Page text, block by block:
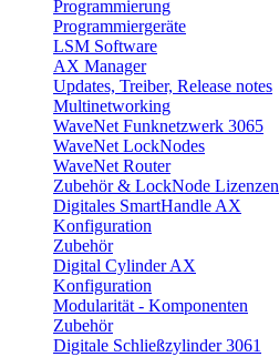
Programmierung
Programmiergeräte
LSM Software
AX Manager
Updates, Treiber, Release notes
Multinetworking
WaveNet Funknetzwerk 3065
WaveNet LockNodes
WaveNet Router
Zubehör & LockNode Lizenzen
Digitales SmartHandle AX
Konfiguration
Zubehör
Digital Cylinder AX
Konfiguration
Modularität - Komponenten
Zubehör
Digitale Schließzylinder 3061